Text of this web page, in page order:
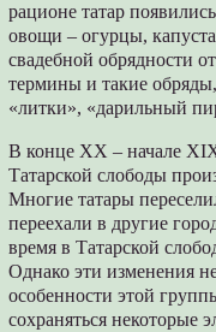
рационе татар
овощи – огурцы,
свадебной обрядности
термины и такие
«литки», «дарильный
В конце XX – начале
Татарской слободы
Многие татары
переехали в другие
время в Татарской
Однако эти изменения
особенности этой
сохраняться некоторые